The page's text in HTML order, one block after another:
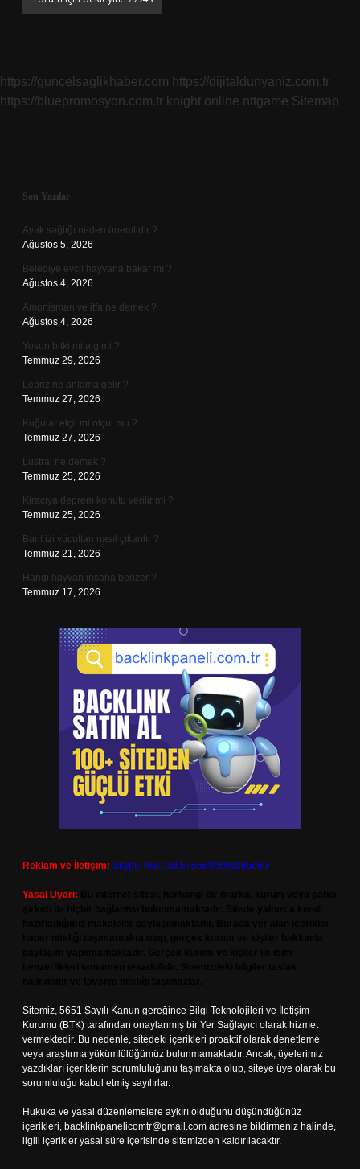
https://guncelsaglikhaber.com https://dijitaldunyaniz.com.tr
https://bluepromosyon.com.tr knight online nttgame Sitemap
Sidebar
Son Yazılar
Ayak sağlığı neden önemlidir ?
Ağustos 5, 2026
Belediye evcil hayvana bakar mı ?
Ağustos 4, 2026
Amortisman ve itfa ne demek ?
Ağustos 4, 2026
Yosun bitki mi alg mi ?
Temmuz 29, 2026
Lebriz ne anlama gelir ?
Temmuz 27, 2026
Kuğular etçil mi otçul mu ?
Temmuz 27, 2026
Lustral ne demek ?
Temmuz 25, 2026
Kiracıya deprem konutu verilir mi ?
Temmuz 25, 2026
Bant izi vücuttan nasıl çıkarılır ?
Temmuz 21, 2026
Hangi hayvan insana benzer ?
Temmuz 17, 2026
Reklam ve İletişim: Skype: live:.cid.575569c608265c69
Yasal Uyarı:
Sitemiz, 5651 Sayılı Kanun gereğince Bilgi Teknolojileri ve İletişim
Kurumu (BTK) tarafından onaylanmış bir Yer Sağlayıcı olarak hizmet
vermektedir. Bu nedenle, sitedeki içerikleri proaktif olarak denetleme
veya araştırma yükümlülüğümüz bulunmamaktadır. Ancak, üyelerimiz
yazdıkları içeriklerin sorumluluğunu taşımakta olup, siteye üye olarak bu
sorumluluğu kabul etmiş sayılırlar.
Hukuka ve yasal düzenlemelere aykırı olduğunu düşündüğünüz
içerikleri, backlinkpanelicomtr@gmail.com adresine bildirmeniz halinde,
ilgili içerikler yasal süre içerisinde sitemizden kaldırılacaktır.